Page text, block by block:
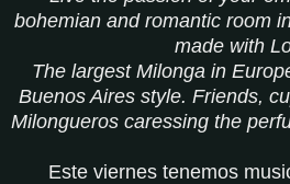
bohemian and romantic room
made with
The largest Milonga in
Buenos Aires style. Friends,
Milongueros caressing the
Este viernes tenemos